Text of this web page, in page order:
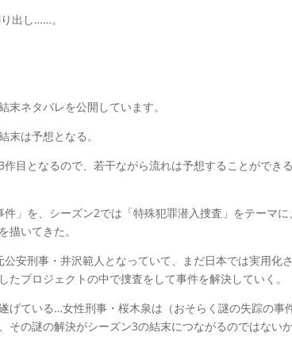
出し……。
ネタバレを公開しています。
は予想となる。
目となるので、若干ながら流れは予想することができ
」を、シーズン2では「特殊犯罪潜入捜査」をテーマに
描いてきた。
安刑事・井沢範人となっていて、まだ日本では実用化
プロジェクトの中で捜査をして事件を解決していく。
げている…女性刑事・桜木泉は（おそらく謎の失踪の事
の謎の解決がシーズン3の結末につながるのではない